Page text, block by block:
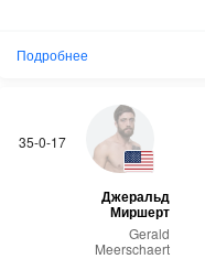
Подробнее
35-0-17
Джеральд
Миршерт
Gerald
Meerschaert